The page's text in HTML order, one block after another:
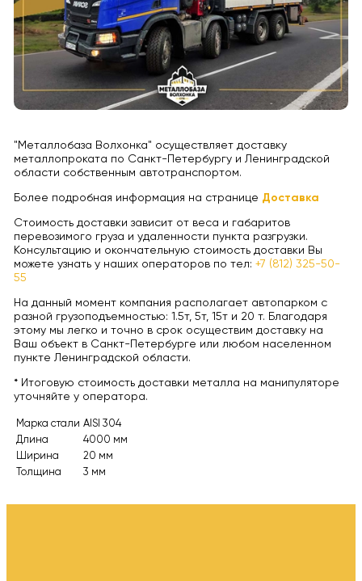
"Металлобаза Волхонка" осуществляет доставку
металлопроката по Санкт-Петербургу и Ленинградской
области собственным автотранспортом.
Более подробная информация на странице Доставка
Стоимость доставки зависит от веса и габаритов
перевозимого груза и удаленности пункта разгрузки.
Консультацию и окончательную стоимость доставки Вы
можете узнать у наших операторов по тел: +7 (812) 325-50-
55
На данный момент компания располагает автопарком с
разной грузоподъемностью: 1.5т, 5т, 15т и 20 т. Благодаря
этому мы легко и точно в срок осуществим доставку на
Ваш объект в Санкт-Петербурге или любом населенном
пункте Ленинградской области.
* Итоговую стоимость доставки металла на манипуляторе
уточняйте у оператора.
Марка стали AISI 304
Длина
4000 мм
Ширина
20 мм
Толщина
3 мм